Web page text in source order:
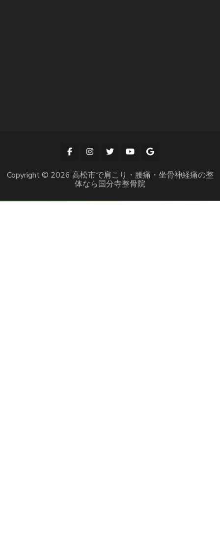
Copyright © 2026 高松市で肩こり・腰痛・坐骨神経痛の整
体なら国分寺整骨院